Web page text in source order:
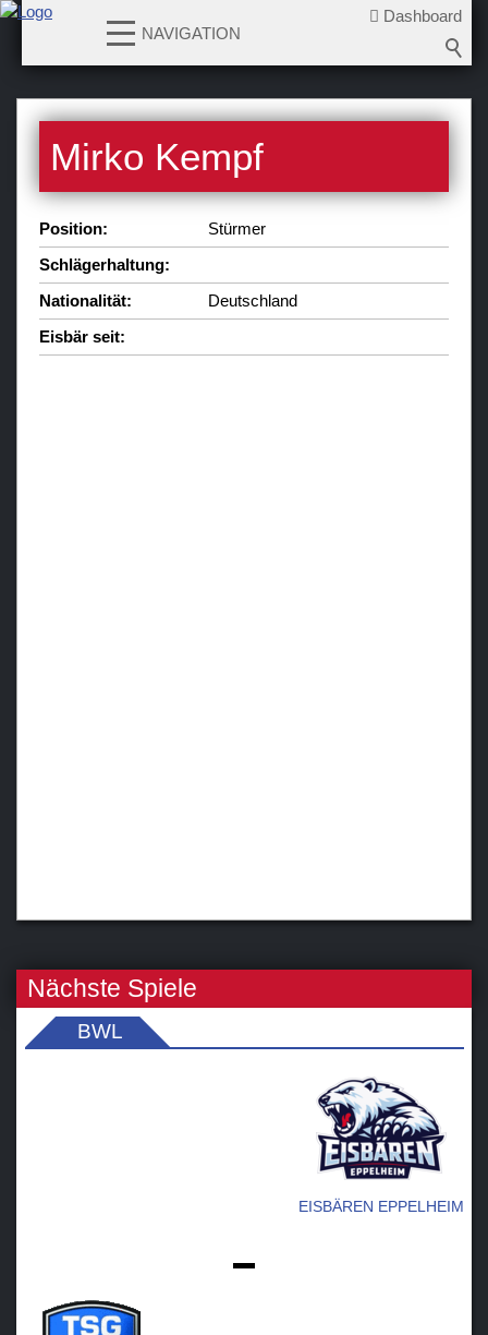
Dashboard
NAVIGATION
News
Teams
Verein
Sponsoren / Partner
Fanzone
Mirko Kempf
Position:
Stürmer
Schlägerhaltung:
Nationalität:
Deutschland
Eisbär seit:
Nächste Spiele
BWL
EISBÄREN EPPELHEIM
-